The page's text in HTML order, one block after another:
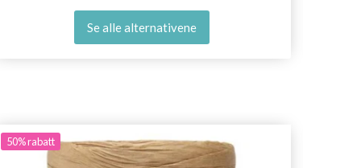
Se alle alternativene
50%rabatt